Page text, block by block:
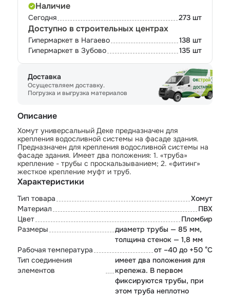
Наличие
Сегодня 273 шт
Доступно в строительных центрах
Гипермаркет в Нагаево
138 шт
Гипермаркет в Зубово
135 шт
Доставка
Осуществляем доставку.
Погрузка и выгрузка материалов
Описание
Хомут универсальный Деке предназначен для
крепления водосливной системы на фасаде здания.
Предназначен для крепления водосливной системы на
фасаде здания. Имеет два положения: 1. «труба»
крепление - трубы с проскальзыванием; 2. «фитинг»
жесткое крепление муфт и труб.
Характеристики
Тип товара
Хомут
Материал
ПВХ
Цвет
Пломбир
Размеры
диаметр трубы — 85 мм,
толщина стенок — 1,8 мм
Рабочая температура
от –40 до +50 °C
Тип соединения
элементов
имеет два положения для
крепежа. В первом
фиксируются трубы, при
этом труба неплотно